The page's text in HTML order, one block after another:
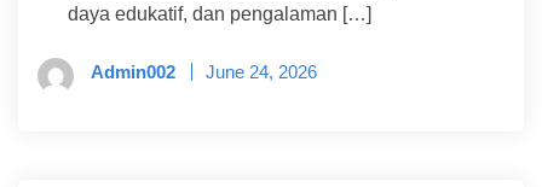
daya edukatif, dan pengalaman […]
Admin002 June 24, 2026